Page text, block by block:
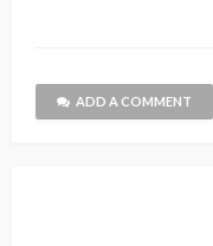
ADD A COMMENT